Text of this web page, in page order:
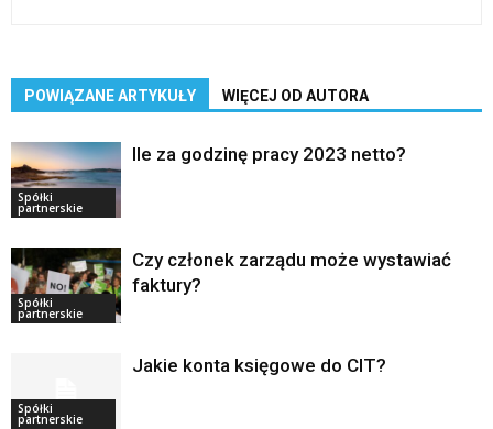
POWIĄZANE ARTYKUŁY WIĘCEJ OD AUTORA
Spółki
partnerskie
Ile za godzinę pracy 2023 netto?
Spółki
partnerskie
Czy członek zarządu może wystawiać
faktury?
Spółki
partnerskie
Jakie konta księgowe do CIT?